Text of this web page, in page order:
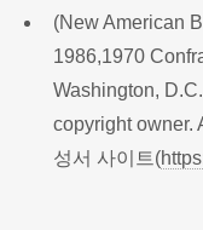
(New American
1986,1970
Washington,
copyright owner.
성서 사이트(